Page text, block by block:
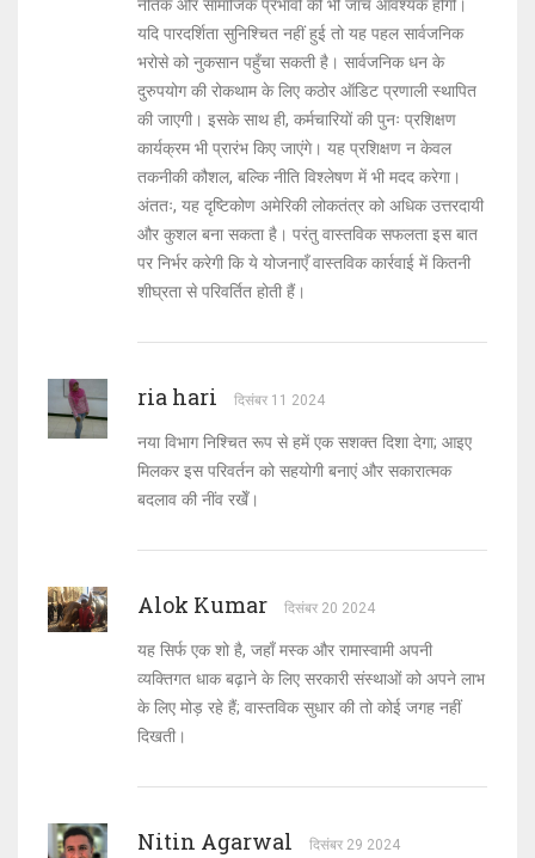
नैतिक और सामाजिक प्रभावों की भी जांच आवश्यक होगी।
यदि पारदर्शिता सुनिश्चित नहीं हुई तो यह पहल सार्वजनिक
भरोसे को नुकसान पहुँचा सकती है। सार्वजनिक धन के
दुरुपयोग की रोकथाम के लिए कठोर ऑडिट प्रणाली स्थापित
की जाएगी। इसके साथ ही, कर्मचारियों की पुनः प्रशिक्षण
कार्यक्रम भी प्रारंभ किए जाएंगे। यह प्रशिक्षण न केवल
तकनीकी कौशल, बल्कि नीति विश्लेषण में भी मदद करेगा।
अंततः, यह दृष्टिकोण अमेरिकी लोकतंत्र को अधिक उत्तरदायी
और कुशल बना सकता है। परंतु वास्तविक सफलता इस बात
पर निर्भर करेगी कि ये योजनाएँ वास्तविक कार्रवाई में कितनी
शीघ्रता से परिवर्तित होती हैं।
ria hari दिसंबर 11 2024
नया विभाग निश्चित रूप से हमें एक सशक्त दिशा देगा; आइए
मिलकर इस परिवर्तन को सहयोगी बनाएं और सकारात्मक
बदलाव की नींव रखेँ।
Alok Kumar दिसंबर 20 2024
यह सिर्फ एक शो है, जहाँ मस्क और रामास्वामी अपनी
व्यक्तिगत धाक बढ़ाने के लिए सरकारी संस्थाओं को अपने लाभ
के लिए मोड़ रहे हैं; वास्तविक सुधार की तो कोई जगह नहीं
दिखती।
Nitin Agarwal दिसंबर 29 2024